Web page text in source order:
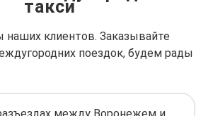
такси
клиентов. Заказывайте
поездок, будем рады